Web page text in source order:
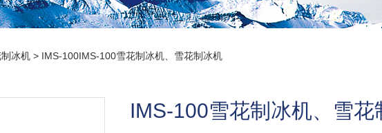
冰机 > IMS-100IMS-100雪花制冰机、雪花制冰机
IMS-100雪花制冰机、雪花